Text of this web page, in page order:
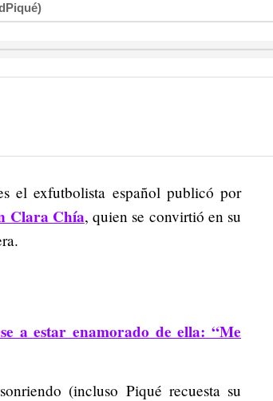
el exfutbolista español publicó por
Clara Chía, quien se convirtió en su
a estar enamorado de ella: “Me
(incluso Piqué recuesta su